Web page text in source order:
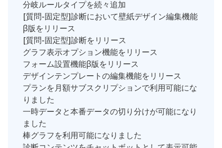
分岐ルールタイプを続々追加
[質問-固定型]診断において壁紙デザイン編集機能
β版をリリース
[質問-固定型]診断をリリース
グラフ表示オプション機能をリリース
フォーム設置機能β版をリリース
デザインテンプレートの編集機能をリリース
プランを月額サブスクリプションで利用可能にな
りました
一時データと本番データの切り分けが可能になり
ました
棒グラフを利用可能になりました